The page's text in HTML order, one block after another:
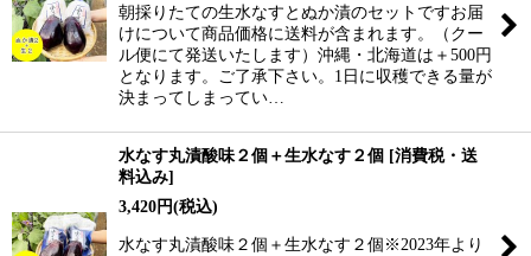
朝採りたての生水なすとぬか漬のセットですお届
けについて商品価格に送料が含まれます。（クー
ル便にて発送いたします）沖縄・北海道は＋500円
となります。ご了承下さい。1日に収穫できる量が
決まってしまってい…
水なす丸漬酸味２個＋生水なす２個 [消費税・送
料込み]
3,420円(税込)
水なす丸漬酸味２個＋生水なす２個※2023年より